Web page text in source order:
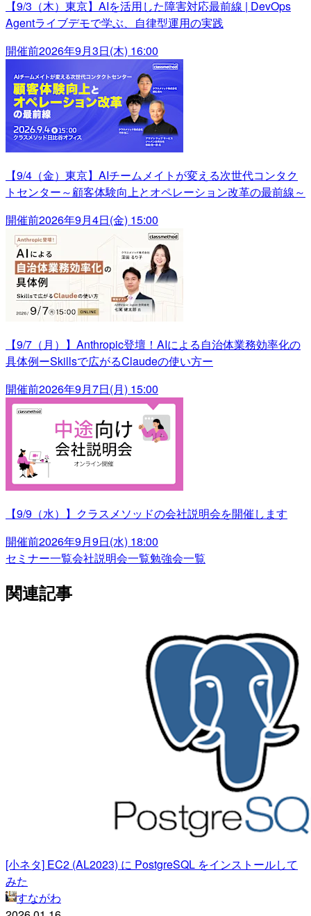
【9/3（木）東京】AIを活用した障害対応最前線 | DevOps
Agentライブデモで学ぶ、自律型運用の実践
開催前2026年9月3日(木) 16:00
【9/4（金）東京】AIチームメイトが変える次世代コンタク
トセンター～顧客体験向上とオペレーション改革の最前線～
開催前2026年9月4日(金) 15:00
【9/7（月）】Anthropic登壇！AIによる自治体業務効率化の
具体例ーSkillsで広がるClaudeの使い方ー
開催前2026年9月7日(月) 15:00
【9/9（水）】クラスメソッドの会社説明会を開催します
開催前2026年9月9日(水) 18:00
セミナー一覧会社説明会一覧勉強会一覧
関連記事
[小ネタ] EC2 (AL2023) に PostgreSQL をインストールして
みた
すながわ